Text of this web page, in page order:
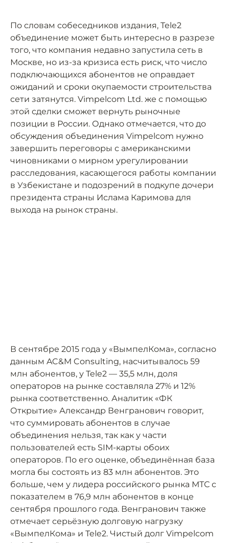
По словам собеседников издания, Tele2
объединение может быть интересно в разрезе
того, что компания недавно запустила сеть в
Москве, но из-за кризиса есть риск, что число
подключающихся абонентов не оправдает
ожиданий и сроки окупаемости строительства
сети затянутся. Vimpelcom Ltd. же с помощью
этой сделки сможет вернуть рыночные
позиции в России. Однако отмечается, что до
обсуждения объединения Vimpelcom нужно
завершить переговоры с американскими
чиновниками о мирном урегулировании
расследования, касающегося работы компании
в Узбекистане и подозрений в подкупе дочери
президента страны Ислама Каримова для
выхода на рынок страны.
В сентябре 2015 года у «ВымпелКома», согласно
данным AC&M Consulting, насчитывалось 59
млн абонентов, у Tele2 — 35,5 млн, доля
операторов на рынке составляла 27% и 12%
рынка соответственно. Аналитик «ФК
Открытие» Александр Венгранович говорит,
что суммировать абонентов в случае
объединения нельзя, так как у части
пользователей есть SIM-карты обоих
операторов. По его оценке, объединённая база
могла бы состоять из 83 млн абонентов. Это
больше, чем у лидера российского рынка МТС с
показателем в 76,9 млн абонентов в конце
сентября прошлого года. Венгранович также
отмечает серьёзную долговую нагрузку
«ВымпелКома» и Tele2. Чистый долг Vimpelcom